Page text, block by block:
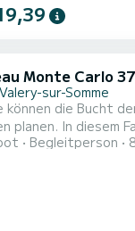
Monte Carlo 37
sur-Somme
können die Bucht
planen. In diesem
Begleitperson